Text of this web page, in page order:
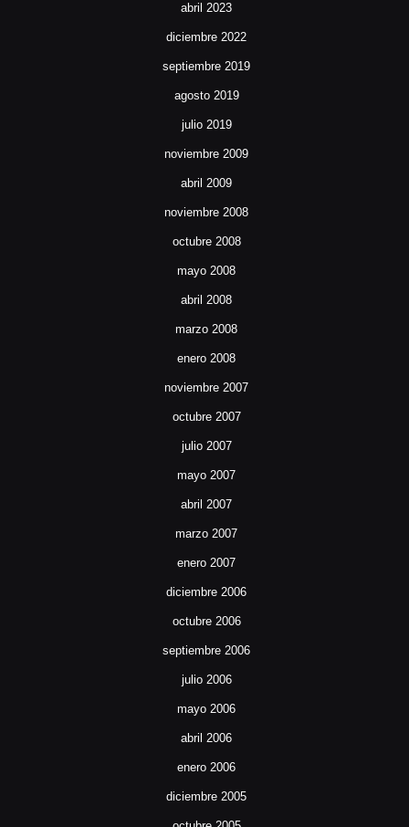
abril 2023
diciembre 2022
septiembre 2019
agosto 2019
julio 2019
noviembre 2009
abril 2009
noviembre 2008
octubre 2008
mayo 2008
abril 2008
marzo 2008
enero 2008
noviembre 2007
octubre 2007
julio 2007
mayo 2007
abril 2007
marzo 2007
enero 2007
diciembre 2006
octubre 2006
septiembre 2006
julio 2006
mayo 2006
abril 2006
enero 2006
diciembre 2005